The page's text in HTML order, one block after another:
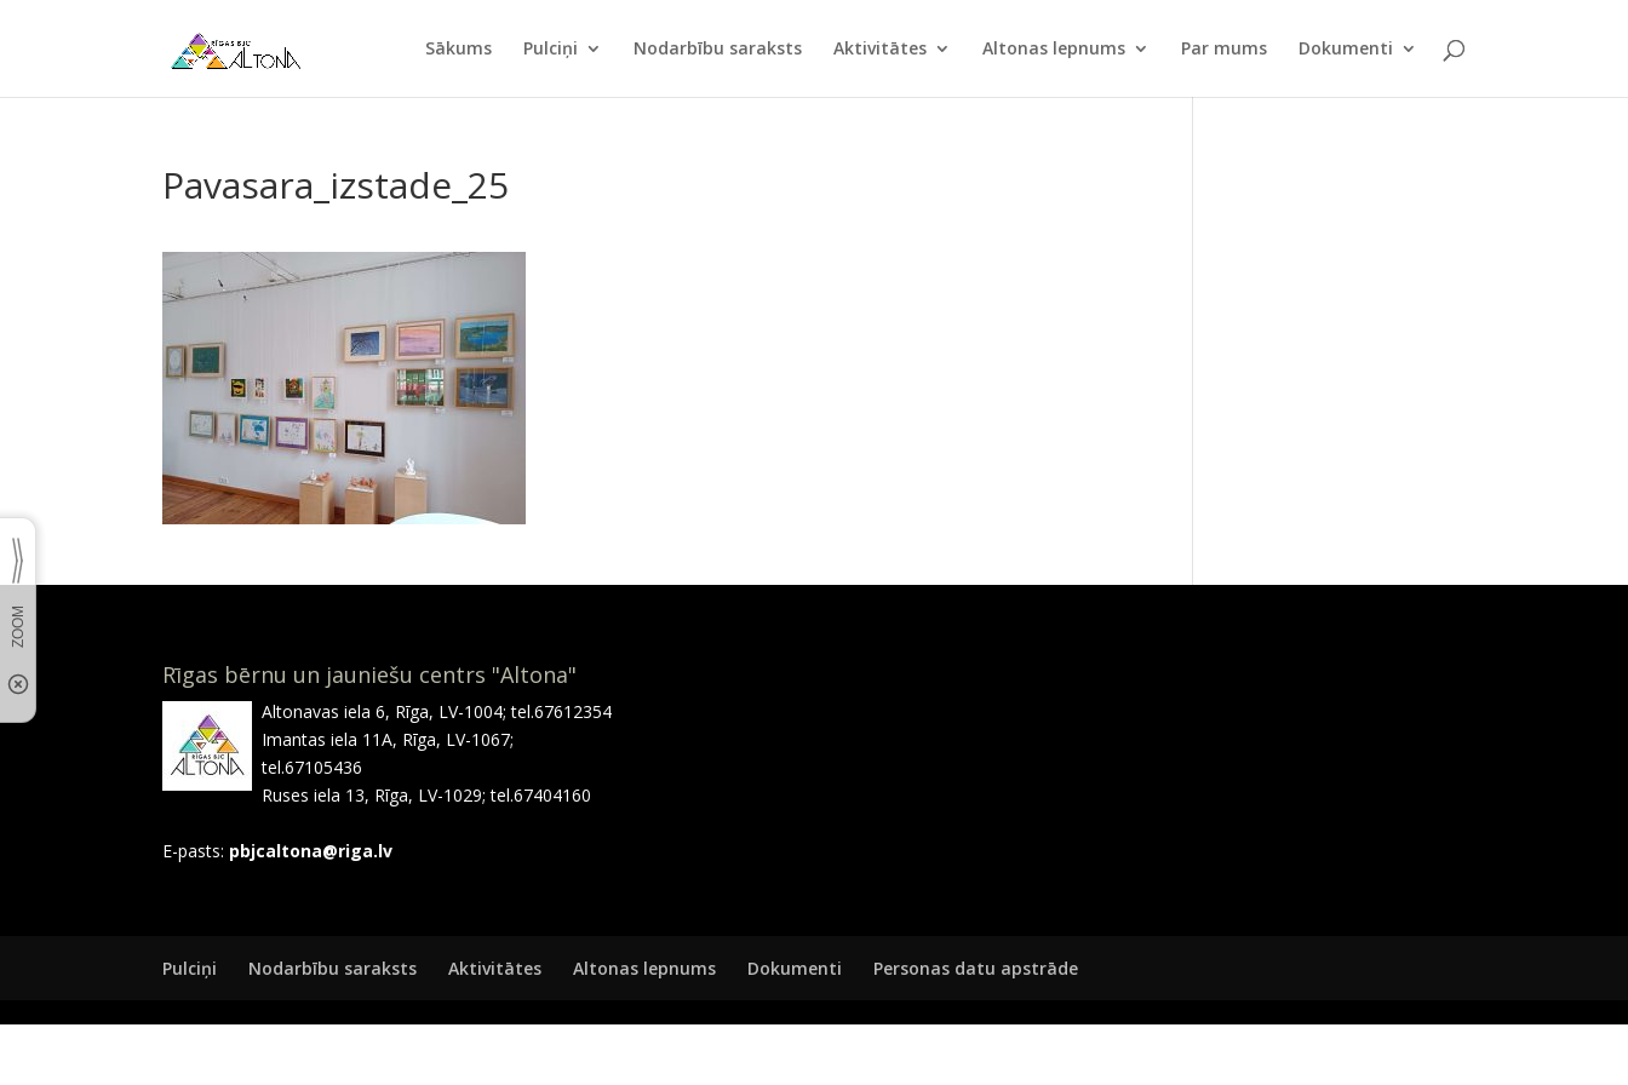
Sākums Pulciņi Nodarbību saraksts Aktivitātes Altonas lepnums Par mums Dokumenti
Pavasara_izstade_25
Rīgas bērnu un jauniešu centrs "Altona"
Altonavas iela 6, Rīga, LV-1004; tel.67612354
Imantas iela 11A, Rīga, LV-1067;
tel.67105436
Ruses iela 13, Rīga, LV-1029; tel.67404160
E-pasts: pbjcaltona@riga.lv
Pulciņi Nodarbību saraksts Aktivitātes Altonas lepnums Dokumenti Personas datu apstrāde